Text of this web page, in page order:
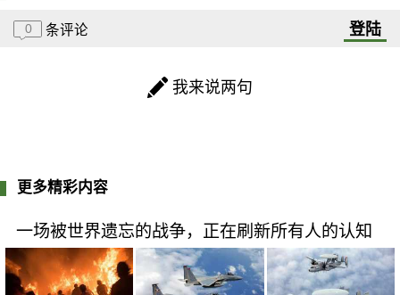
0 条评论 登陆
我来说两句
更多精彩内容
一场被世界遗忘的战争，正在刷新所有人的认知